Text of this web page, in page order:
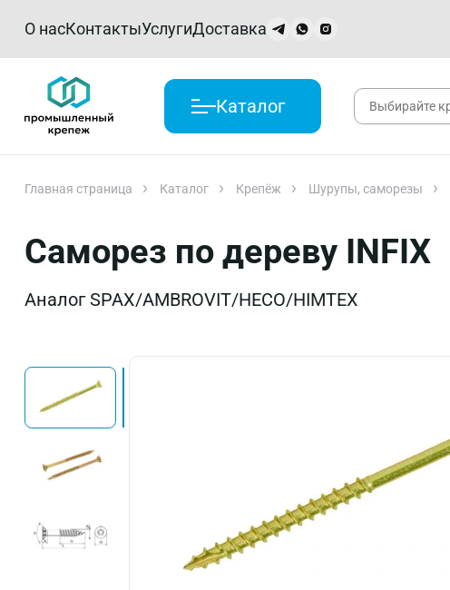
О насКонтактыУслугиДоставка
Каталог
Главная страница Каталог Крепёж Шурупы, саморезы
Саморез по дереву INFIX
Аналог SPAX/AMBROVIT/HECO/HIMTEX